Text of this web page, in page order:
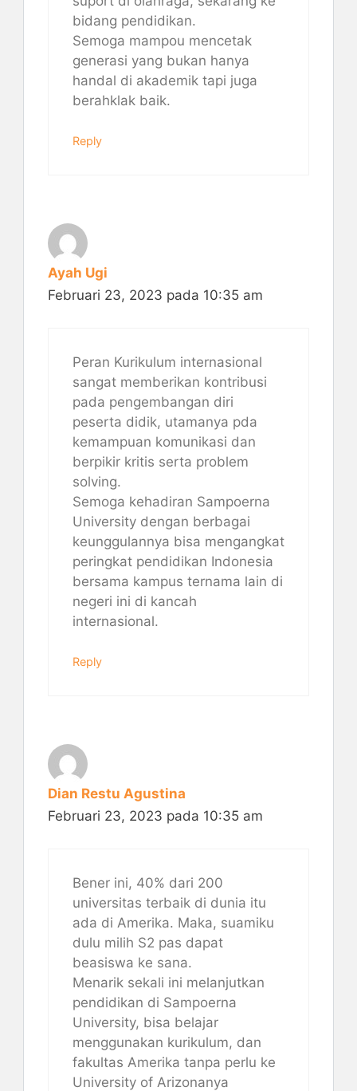
bidang pendidikan.
Semoga mampou mencetak
generasi yang bukan hanya
handal di akademik tapi juga
berahklak baik.
Reply
Ayah Ugi
Februari 23, 2023 pada 10:35 am
Peran Kurikulum internasional
sangat memberikan kontribusi
pada pengembangan diri
peserta didik, utamanya pda
kemampuan komunikasi dan
berpikir kritis serta problem
solving.
Semoga kehadiran Sampoerna
University dengan berbagai
keunggulannya bisa mengangkat
peringkat pendidikan Indonesia
bersama kampus ternama lain di
negeri ini di kancah
internasional.
Reply
Dian Restu Agustina
Februari 23, 2023 pada 10:35 am
Bener ini, 40% dari 200
universitas terbaik di dunia itu
ada di Amerika. Maka, suamiku
dulu milih S2 pas dapat
beasiswa ke sana.
Menarik sekali ini melanjutkan
pendidikan di Sampoerna
University, bisa belajar
menggunakan kurikulum, dan
fakultas Amerika tanpa perlu ke
University of Arizonanya